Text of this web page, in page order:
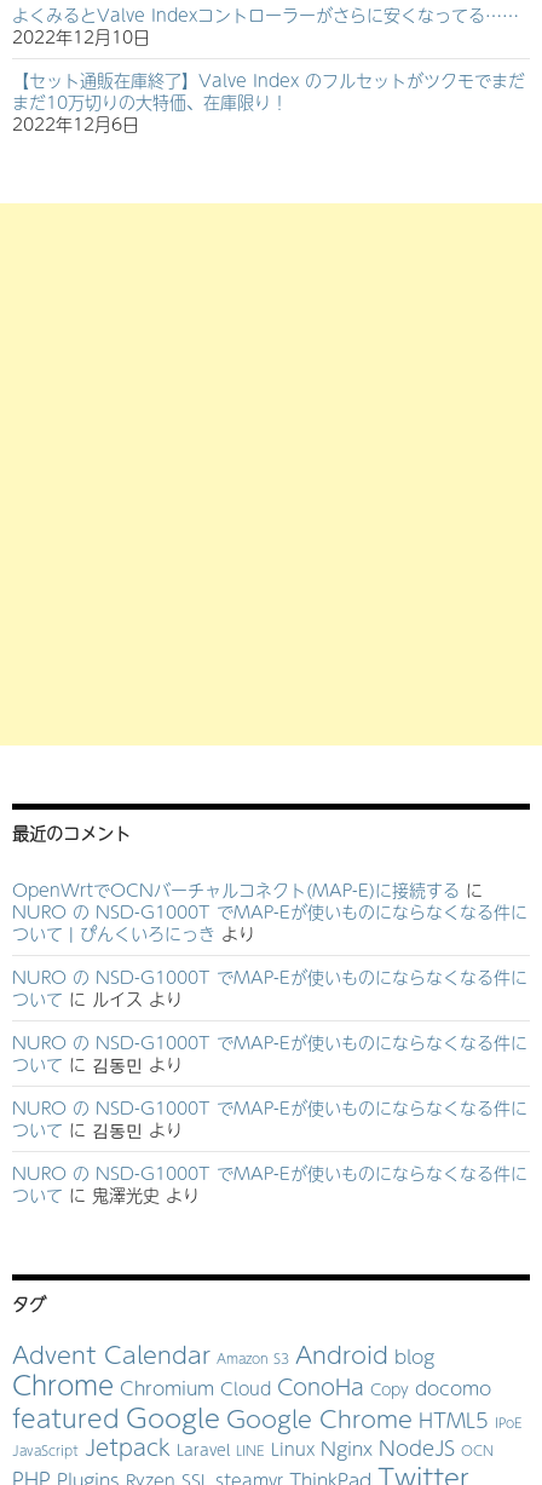
よくみるとValve Indexコントローラーがさらに安くなってる……
2022年12月10日
【セット通販在庫終了】Valve Index のフルセットがツクモでまだ
まだ10万切りの大特価、在庫限り！
2022年12月6日
最近のコメント
OpenWrtでOCNバーチャルコネクト(MAP-E)に接続する に
NURO の NSD-G1000T でMAP-Eが使いものにならなくなる件に
ついて | ぴんくいろにっき より
NURO の NSD-G1000T でMAP-Eが使いものにならなくなる件に
ついて に ルイス より
NURO の NSD-G1000T でMAP-Eが使いものにならなくなる件に
ついて に 김동민 より
NURO の NSD-G1000T でMAP-Eが使いものにならなくなる件に
ついて に 김동민 より
NURO の NSD-G1000T でMAP-Eが使いものにならなくなる件に
ついて に 鬼澤光史 より
タグ
Advent Calendar Amazon S3 Android blog
Chrome Chromium Cloud ConoHa Copy docomo
featured Google Google Chrome HTML5 IPoE
JavaScript Jetpack Laravel LINE Linux Nginx NodeJS OCN
PHP Twitter